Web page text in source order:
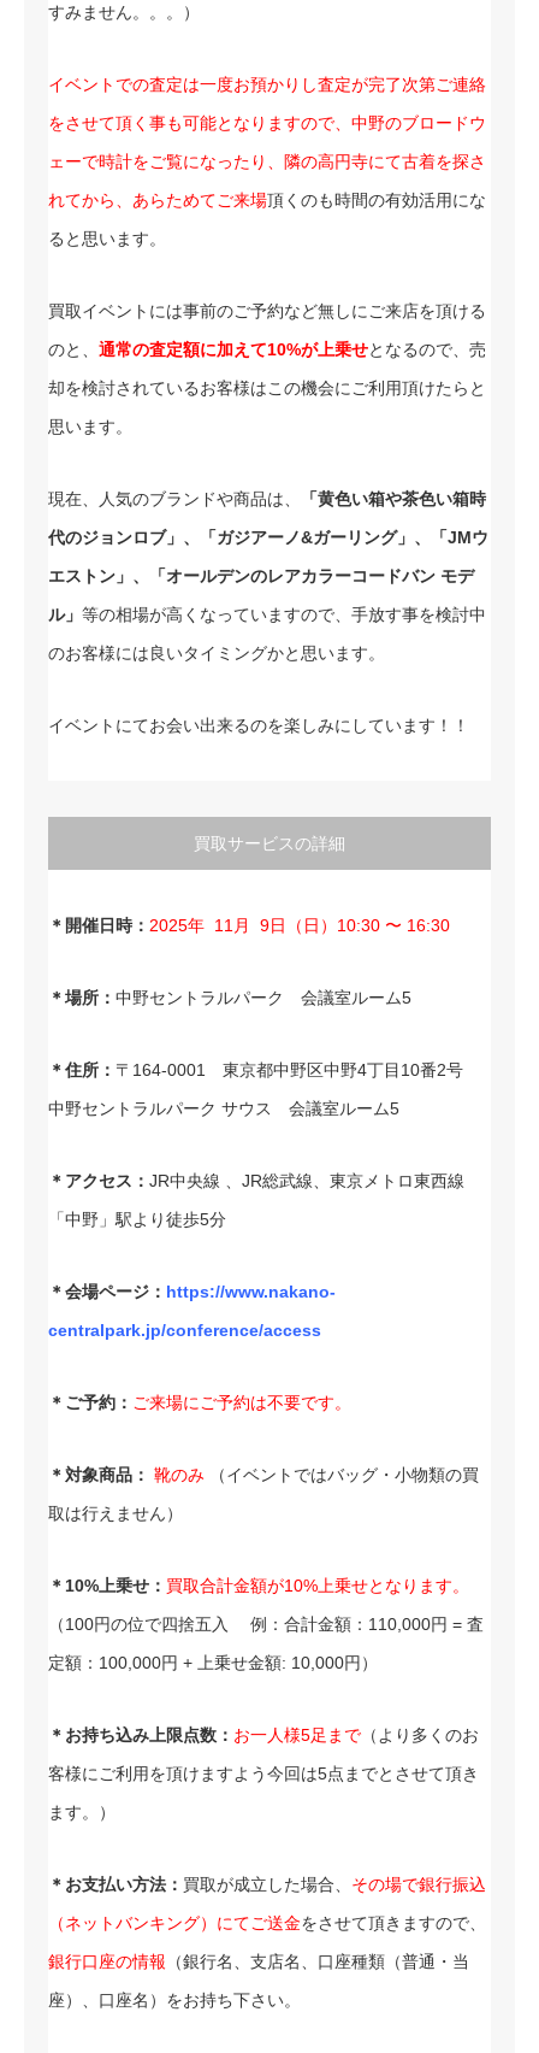
すみません。。。）
イベントでの査定は一度お預かりし査定が完了次第ご連絡
をさせて頂く事も可能となりますので、中野のブロードウ
ェーで時計をご覧になったり、隣の高円寺にて古着を探さ
れてから、あらためてご来場頂くのも時間の有効活用にな
ると思います。
買取イベントには事前のご予約など無しにご来店を頂ける
のと、 通常の査定額に加えて10%が上乗せとなるので、売
却を検討されているお客様はこの機会にご利用頂けたらと
思います。
現在、人気のブランドや商品は、
「黄色い箱や茶色い箱時
代のジョンロブ」、「ガジアーノ&ガーリング」、「JMウ
エストン」、「オールデンのレアカラーコードバン モデ
ル」 等の相場が高くなっていますので、手放す事を検討中
のお客様には良いタイミングかと思います。
イベントにてお会い出来るのを楽しみにしています！！
買取サービスの詳細
＊開催日時： 2025年 11月 9日（日）10:30 〜 16:30
＊場所： 中野セントラルパーク 会議室ルーム5
＊住所： 〒164-0001 東京都中野区中野4丁目10番2号
中野セントラルパーク サウス 会議室ルーム5
＊アクセス： JR中央線 、JR総武線、東京メトロ東西線
「中野」駅より徒歩5分
＊会場ページ： https://www.nakano-
centralpark.jp/conference/access
＊ご予約： ご来場にご予約は不要です。
＊対象商品： 靴のみ （イベントではバッグ・小物類の買
取は行えません）
＊10%上乗せ： 買取合計金額が10%上乗せとなります。
（100円の位で四捨五入 例：合計金額：110,000円 = 査
定額：100,000円 + 上乗せ金額: 10,000円）
＊お持ち込み上限点数： お一人様5足まで （より多くのお
客様にご利用を頂けますよう今回は5点までとさせて頂き
ます。）
＊お支払い方法： 買取が成立した場合、 その場で銀行振込
（ネットバンキング）にてご送金をさせて頂きますので、
銀行口座の情報 （銀行名、支店名、口座種類（普通・当
座）、口座名）をお持ち下さい。